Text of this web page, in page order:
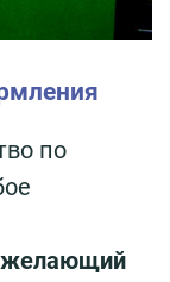
по
желающий